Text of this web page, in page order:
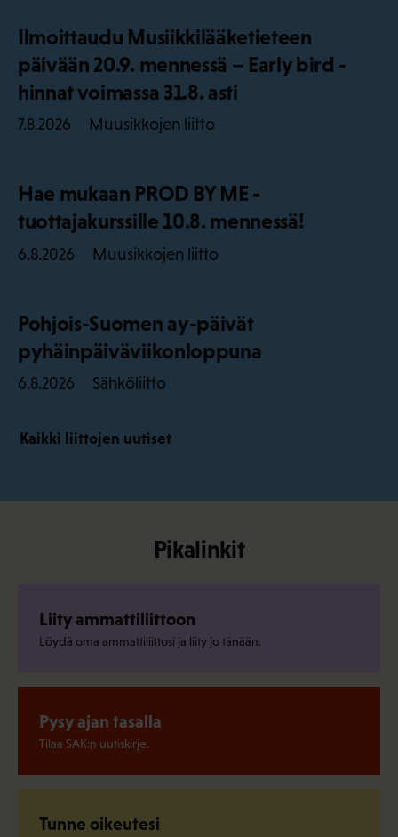
Ilmoittaudu Musiikkilääketieteen
päivään 20.9. mennessä – Early bird -
hinnat voimassa 31.8. asti
7.8.2026 Muusikkojen liitto
Hae mukaan PROD BY ME -
tuottajakurssille 10.8. mennessä!
6.8.2026 Muusikkojen liitto
Pohjois-Suomen ay-päivät
pyhäinpäiväviikonloppuna
6.8.2026 Sähköliitto
Kaikki liittojen uutiset
Pikalinkit
Liity ammattiliittoon
Löydä oma ammattiliittosi ja liity jo tänään.
Pysy ajan tasalla
Tilaa SAK:n uutiskirje.
Tunne oikeutesi